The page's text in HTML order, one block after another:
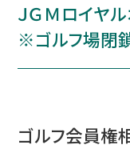
ＪＧＭロイヤ
※ゴルフ場閉
ゴルフ会員権